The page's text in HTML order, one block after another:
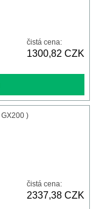
čistá cena:
1300,82 CZK
čistá cena:
2337,38 CZK